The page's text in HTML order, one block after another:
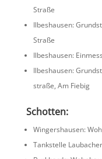
Straße
Ilbes­hausen:
Straße
Ilbes­hausen:
Ilbes­hausen:
straße, Am Fiebig
Schotten:
Wingers­hausen:
Tankstelle